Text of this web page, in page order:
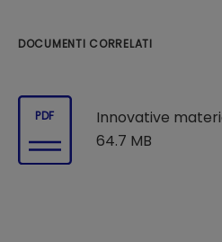
DOCUMENTI CORRELATI
PDF
Innovative
64.7 MB